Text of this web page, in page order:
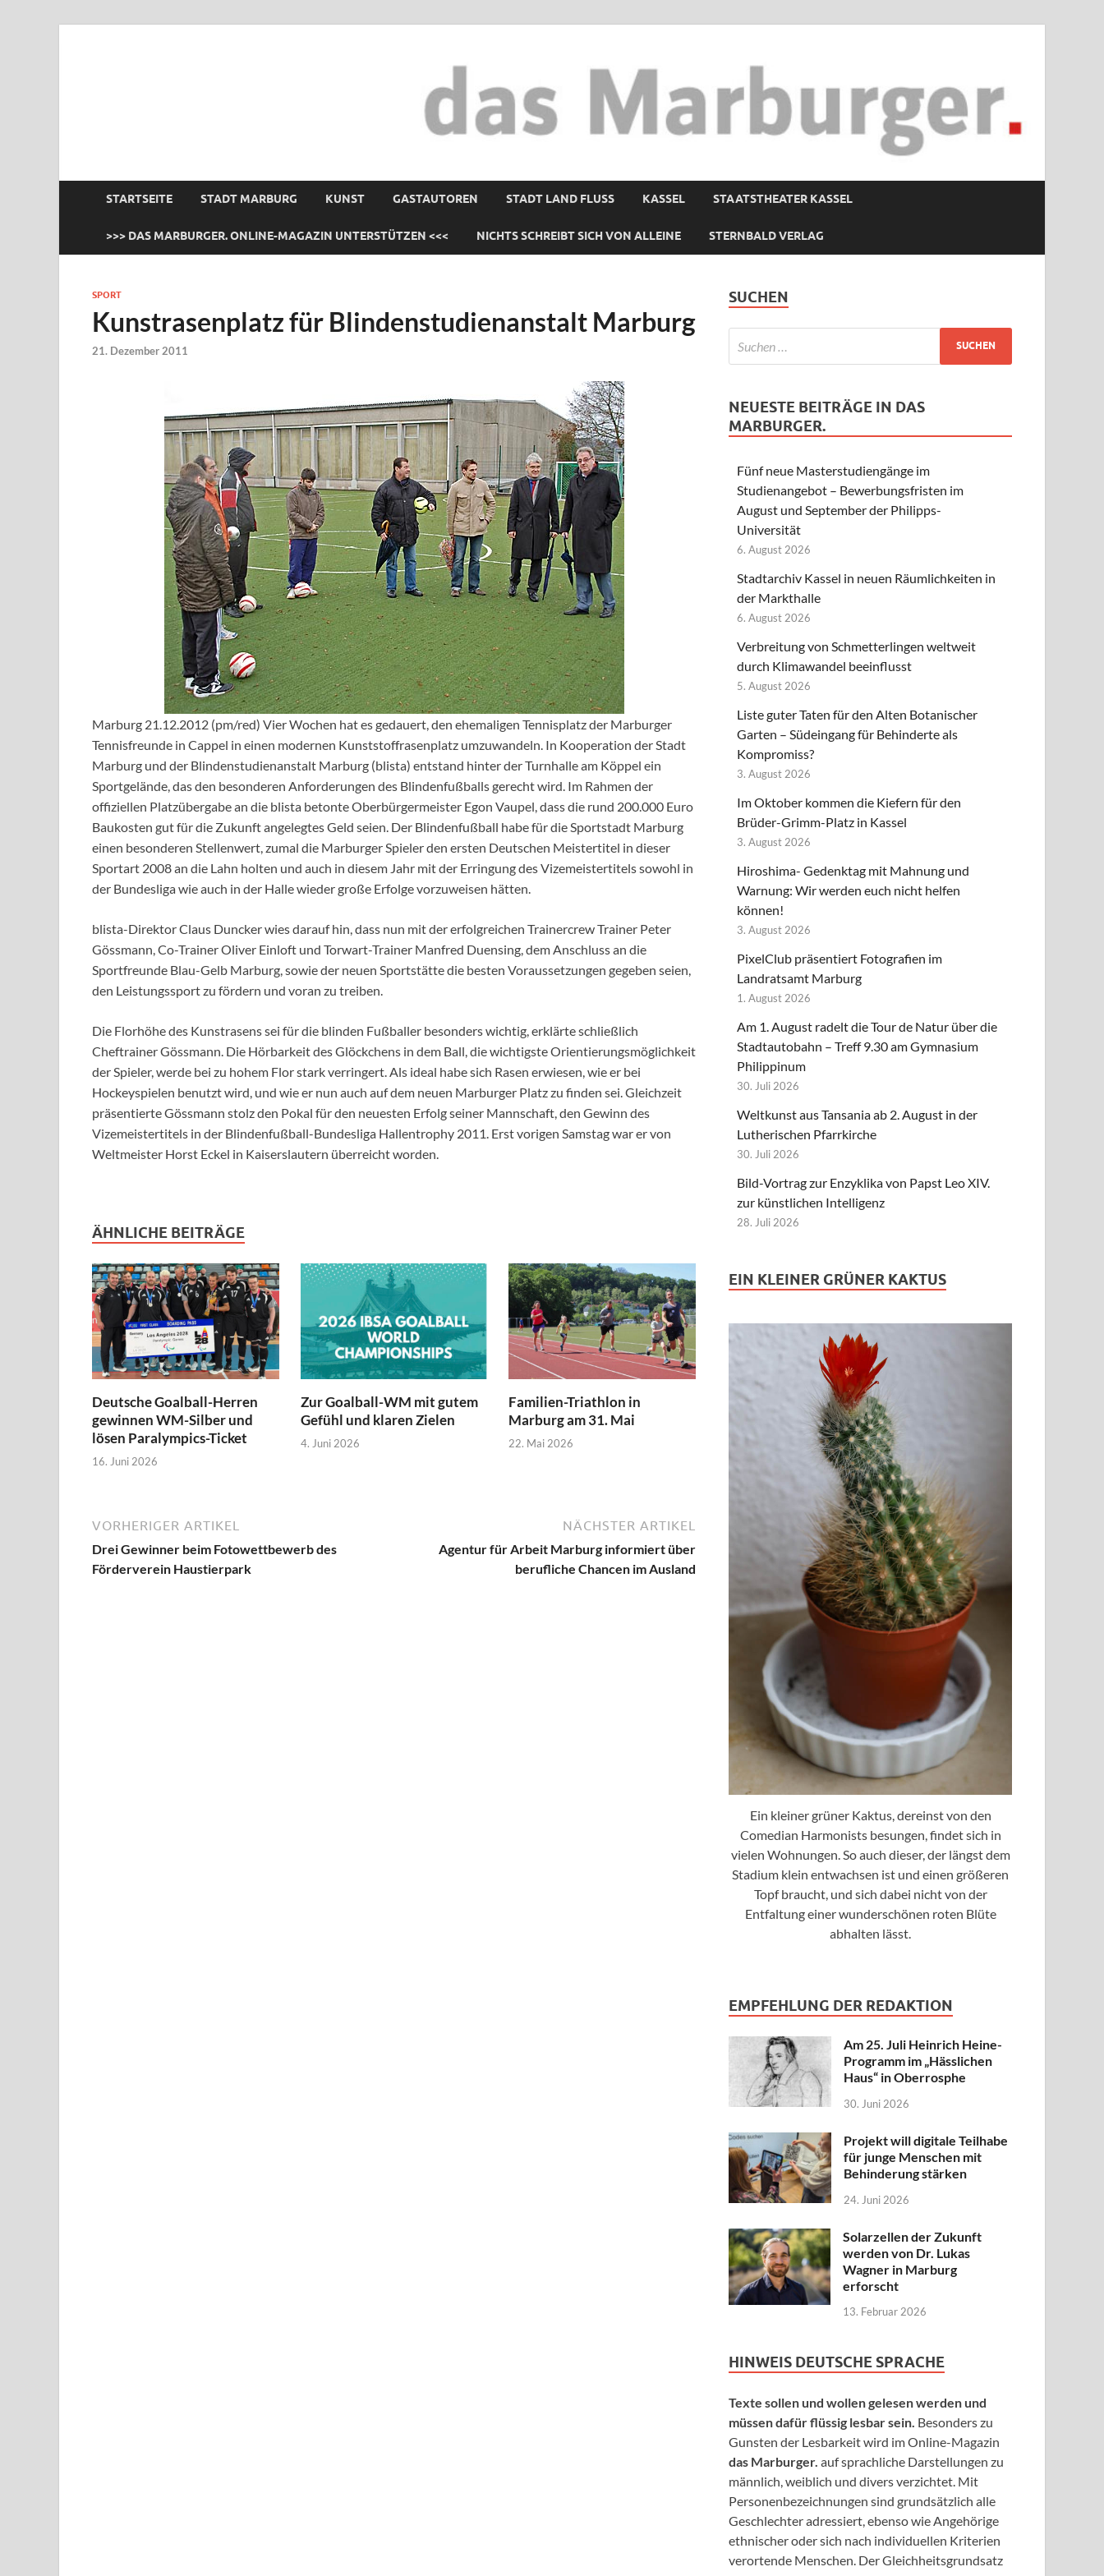
STARTSEITE STADT MARBURG KUNST GASTAUTOREN STADT LAND FLUSS KASSEL STAATSTHEATER KASSEL
>>> DAS MARBURGER. ONLINE-MAGAZIN UNTERSTÜTZEN <<< NICHTS SCHREIBT SICH VON ALLEINE STERNBALD VERLAG
SPORT
Kunstrasenplatz für Blindenstudienanstalt Marburg
21. Dezember 2011
Marburg 21.12.2012 (pm/red) Vier Wochen hat es gedauert, den ehemaligen Tennisplatz der Marburger
Tennisfreunde in Cappel in einen modernen Kunststoffrasenplatz umzuwandeln. In Kooperation der Stadt
Marburg und der Blindenstudienanstalt Marburg (blista) entstand hinter der Turnhalle am Köppel ein
Sportgelände, das den besonderen Anforderungen des Blindenfußballs gerecht wird. Im Rahmen der
offiziellen Platzübergabe an die blista betonte Oberbürgermeister Egon Vaupel, dass die rund 200.000 Euro
Baukosten gut für die Zukunft angelegtes Geld seien. Der Blindenfußball habe für die Sportstadt Marburg
einen besonderen Stellenwert, zumal die Marburger Spieler den ersten Deutschen Meistertitel in dieser
Sportart 2008 an die Lahn holten und auch in diesem Jahr mit der Erringung des Vizemeistertitels sowohl in
der Bundesliga wie auch in der Halle wieder große Erfolge vorzuweisen hätten.
blista-Direktor Claus Duncker wies darauf hin, dass nun mit der erfolgreichen Trainercrew Trainer Peter
Gössmann, Co-Trainer Oliver Einloft und Torwart-Trainer Manfred Duensing, dem Anschluss an die
Sportfreunde Blau-Gelb Marburg, sowie der neuen Sportstätte die besten Voraussetzungen gegeben seien,
den Leistungssport zu fördern und voran zu treiben.
Die Florhöhe des Kunstrasens sei für die blinden Fußballer besonders wichtig, erklärte schließlich
Cheftrainer Gössmann. Die Hörbarkeit des Glöckchens in dem Ball, die wichtigste Orientierungsmöglichkeit
der Spieler, werde bei zu hohem Flor stark verringert. Als ideal habe sich Rasen erwiesen, wie er bei
Hockeyspielen benutzt wird, und wie er nun auch auf dem neuen Marburger Platz zu finden sei. Gleichzeit
präsentierte Gössmann stolz den Pokal für den neuesten Erfolg seiner Mannschaft, den Gewinn des
Vizemeistertitels in der Blindenfußball-Bundesliga Hallentrophy 2011. Erst vorigen Samstag war er von
Weltmeister Horst Eckel in Kaiserslautern überreicht worden.
ÄHNLICHE BEITRÄGE
Deutsche Goalball-Herren
gewinnen WM-Silber und
lösen Paralympics-Ticket
16. Juni 2026
Zur Goalball-WM mit gutem
Gefühl und klaren Zielen
4. Juni 2026
Familien-Triathlon in
Marburg am 31. Mai
22. Mai 2026
VORHERIGER ARTIKEL
Drei Gewinner beim Fotowettbewerb des
Förderverein Haustierpark
NÄCHSTER ARTIKEL
Agentur für Arbeit Marburg informiert über
berufliche Chancen im Ausland
SUCHEN
NEUESTE BEITRÄGE IN DAS
MARBURGER.
Fünf neue Masterstudiengänge im
Studienangebot – Bewerbungsfristen im
August und September der Philipps-
Universität
6. August 2026
Stadtarchiv Kassel in neuen Räumlichkeiten in
der Markthalle
6. August 2026
Verbreitung von Schmetterlingen weltweit
durch Klimawandel beeinflusst
5. August 2026
Liste guter Taten für den Alten Botanischer
Garten – Südeingang für Behinderte als
Kompromiss?
3. August 2026
Im Oktober kommen die Kiefern für den
Brüder-Grimm-Platz in Kassel
3. August 2026
Hiroshima- Gedenktag mit Mahnung und
Warnung: Wir werden euch nicht helfen
können!
3. August 2026
PixelClub präsentiert Fotografien im
Landratsamt Marburg
1. August 2026
Am 1. August radelt die Tour de Natur über die
Stadtautobahn – Treff 9.30 am Gymnasium
Philippinum
30. Juli 2026
Weltkunst aus Tansania ab 2. August in der
Lutherischen Pfarrkirche
30. Juli 2026
Bild-Vortrag zur Enzyklika von Papst Leo XIV.
zur künstlichen Intelligenz
28. Juli 2026
EIN KLEINER GRÜNER KAKTUS
Ein kleiner grüner Kaktus, dereinst von den
Comedian Harmonists besungen, findet sich in
vielen Wohnungen. So auch dieser, der längst dem
Stadium klein entwachsen ist und einen größeren
Topf braucht, und sich dabei nicht von der
Entfaltung einer wunderschönen roten Blüte
abhalten lässt.
EMPFEHLUNG DER REDAKTION
Am 25. Juli Heinrich Heine-
Programm im „Hässlichen
Haus“ in Oberrosphe
30. Juni 2026
Projekt will digitale Teilhabe
für junge Menschen mit
Behinderung stärken
24. Juni 2026
Solarzellen der Zukunft
werden von Dr. Lukas
Wagner in Marburg
erforscht
13. Februar 2026
HINWEIS DEUTSCHE SPRACHE
Texte sollen und wollen gelesen werden und
müssen dafür flüssig lesbar sein. Besonders zu
Gunsten der Lesbarkeit wird im Online-Magazin
das Marburger. auf sprachliche Darstellungen zu
männlich, weiblich und divers verzichtet. Mit
Personenbezeichnungen sind grundsätzlich alle
Geschlechter adressiert, ebenso wie Angehörige
ethnischer oder sich nach individuellen Kriterien
verortende Menschen. Der Gleichheitsgrundsatz